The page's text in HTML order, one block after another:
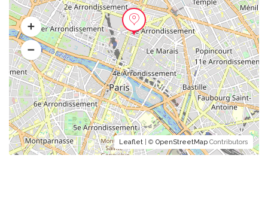
Leaflet | © OpenStreetMap Contributors